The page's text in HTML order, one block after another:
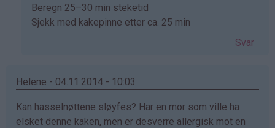
Beregn 25–30 min steketid
Sjekk med kakepinne etter ca. 25 min
Svar
Helene - 04.11.2014 - 10:03
Kan hasselnøttene sløyfes? Har en mor som ville ha
elsket denne kaken, men er desverre allergisk mot en